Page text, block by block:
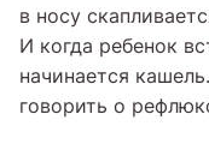
в носу
И когда ребенок
начинается
говорить о